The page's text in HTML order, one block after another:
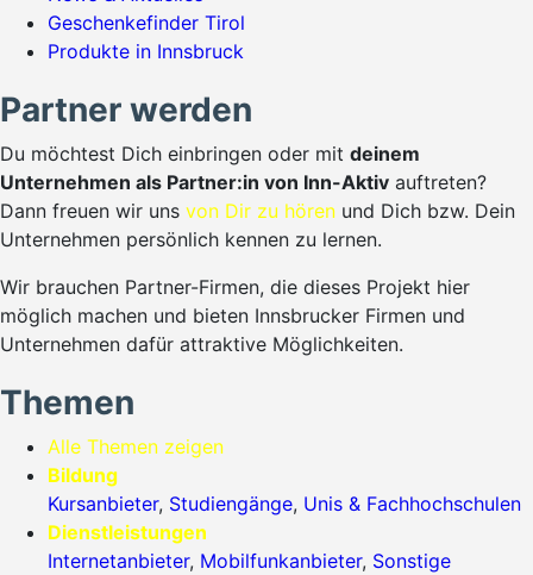
Geschenkefinder Tirol
Produkte in Innsbruck
Partner werden
Du möchtest Dich einbringen oder mit deinem
Unternehmen als Partner:in von Inn-Aktiv auftreten?
Dann freuen wir uns von Dir zu hören und Dich bzw. Dein
Unternehmen persönlich kennen zu lernen.
Wir brauchen Partner-Firmen, die dieses Projekt hier
möglich machen und bieten Innsbrucker Firmen und
Unternehmen dafür attraktive Möglichkeiten.
Themen
Alle Themen zeigen
Bildung
Kursanbieter, Studiengänge, Unis & Fachhochschulen
Dienstleistungen
Internetanbieter, Mobilfunkanbieter, Sonstige